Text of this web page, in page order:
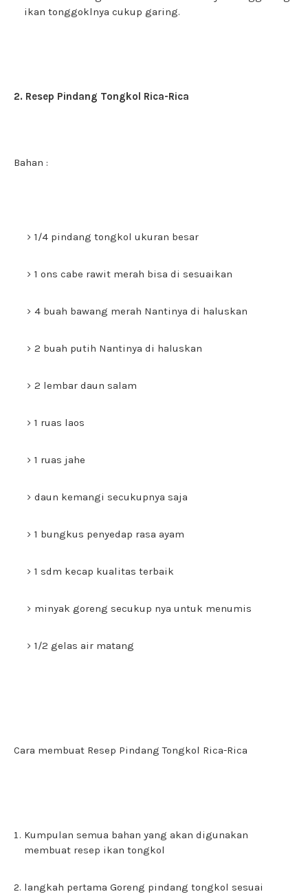
ikan tonggoklnya cukup garing.
2. Resep Pindang Tongkol Rica-Rica
Bahan :
1/4 pindang tongkol ukuran besar
1 ons cabe rawit merah bisa di sesuaikan
4 buah bawang merah Nantinya di haluskan
2 buah putih Nantinya di haluskan
2 lembar daun salam
1 ruas laos
1 ruas jahe
daun kemangi secukupnya saja
1 bungkus penyedap rasa ayam
1 sdm kecap kualitas terbaik
minyak goreng secukup nya untuk menumis
1/2 gelas air matang
Cara membuat Resep Pindang Tongkol Rica-Rica
Kumpulan semua bahan yang akan digunakan
membuat resep ikan tongkol
langkah pertama Goreng pindang tongkol sesuai